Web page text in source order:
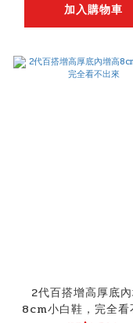
加入購物車
2代百搭增高厚底
8cm小白鞋，完全看